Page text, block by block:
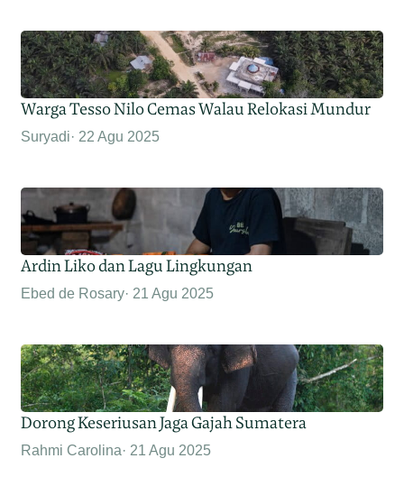
Warga Tesso Nilo Cemas Walau Relokasi Mundur
Suryadi 22 Agu 2025
Ardin Liko dan Lagu Lingkungan
Ebed de Rosary 21 Agu 2025
Dorong Keseriusan Jaga Gajah Sumatera
Rahmi Carolina 21 Agu 2025